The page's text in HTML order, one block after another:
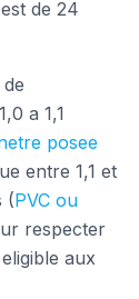
de 24
a 1,1
posee
entre 1,1 et
(PVC ou
respecter
aux